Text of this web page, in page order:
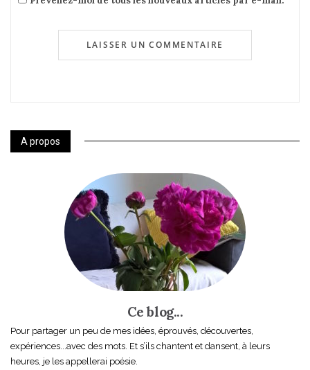
A propos
Ce blog...
Pour partager un peu de mes idées, éprouvés, découvertes,
expériences...avec des mots. Et s’ils chantent et dansent, à leurs
heures, je les appellerai poésie.